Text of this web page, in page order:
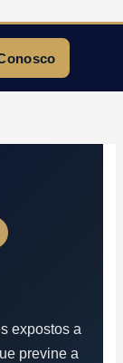
expostos a
previne a